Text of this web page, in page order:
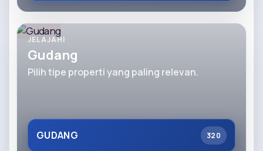
JELAJAHI
Gudang
Pilih tipe properti yang paling relevan.
GUDANG 320